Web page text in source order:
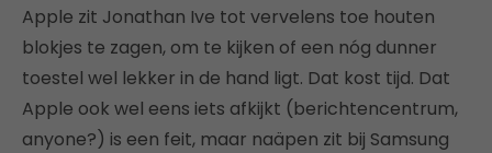
Apple zit Jonathan Ive tot vervelens toe houten
blokjes te zagen, om te kijken of een nóg dunner
toestel wel lekker in de hand ligt. Dat kost tijd. Dat
Apple ook wel eens iets afkijkt (berichtencentrum,
anyone?) is een feit, maar naäpen zit bij Samsung